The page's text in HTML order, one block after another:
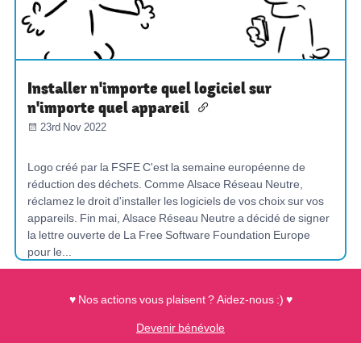
Installer n'importe quel logiciel sur
n'importe quel appareil
23rd Nov 2022
Logo créé par la FSFE C'est la semaine européenne de
réduction des déchets. Comme Alsace Réseau Neutre,
réclamez le droit d'installer les logiciels de vos choix sur vos
appareils. Fin mai, Alsace Réseau Neutre a décidé de signer
la lettre ouverte de La Free Software Foundation Europe
pour le...
COMPOSANTS-OUVERTS
DURABILITÉ
PROMOUVOIR-LES-COMMUNS
SURVEILLANCE-DE-MASSE
♥ Nos actions vous plaisent ? Aidez-nous :) ♥
Devenir bénévole